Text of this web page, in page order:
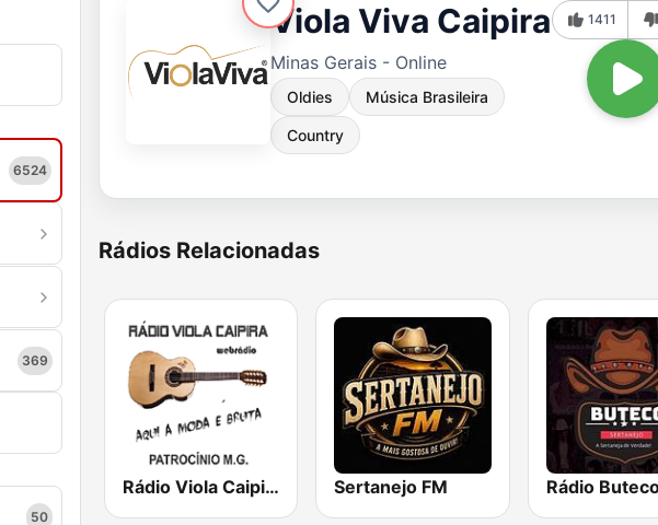
6524
369
50
Viola Viva Caipira
Minas Gerais - Online
Oldies Música Brasileira
Country
1411
Rádios Relacionadas
Rádio Viola Caipira Sertanejo FM